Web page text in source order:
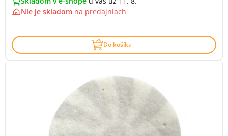
Nie je skladom na predajniach
Do košíka